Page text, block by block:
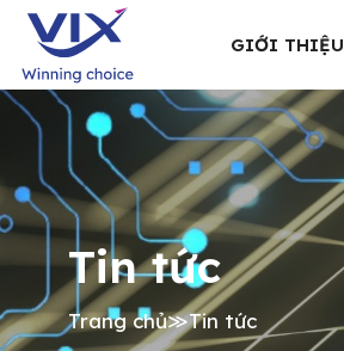
GIỚI THIỆU
Tin tức
Trang chủ≫Tin tức